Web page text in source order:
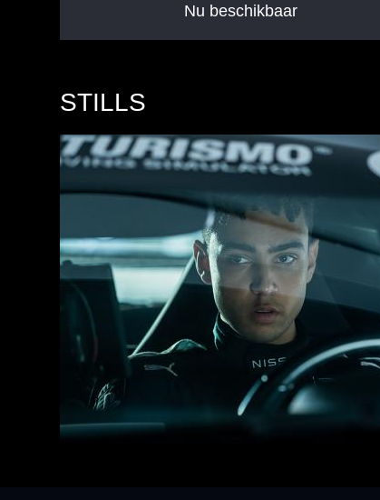
Nu beschikbaar
STILLS